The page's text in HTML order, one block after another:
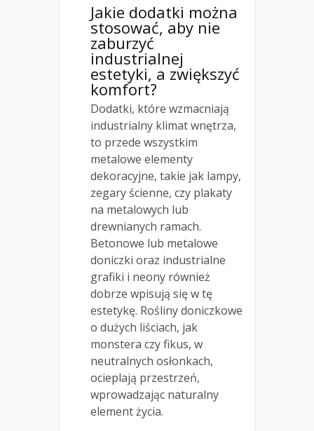
Jakie dodatki można
stosować, aby nie
zaburzyć
industrialnej
estetyki, a zwiększyć
komfort?
Dodatki, które wzmacniają
industrialny klimat wnętrza,
to przede wszystkim
metalowe elementy
dekoracyjne, takie jak lampy,
zegary ścienne, czy plakaty
na metalowych lub
drewnianych ramach.
Betonowe lub metalowe
doniczki oraz industrialne
grafiki i neony również
dobrze wpisują się w tę
estetykę. Rośliny doniczkowe
o dużych liściach, jak
monstera czy fikus, w
neutralnych osłonkach,
ocieplają przestrzeń,
wprowadzając naturalny
element życia.